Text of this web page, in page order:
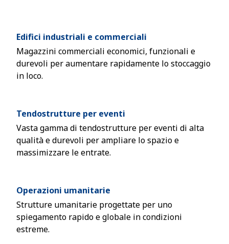
Edifici industriali e commerciali
Magazzini commerciali economici, funzionali e
durevoli per aumentare rapidamente lo stoccaggio
in loco.
Tendostrutture per eventi
Vasta gamma di tendostrutture per eventi di alta
qualità e durevoli per ampliare lo spazio e
massimizzare le entrate.
Operazioni umanitarie
Strutture umanitarie progettate per uno
spiegamento rapido e globale in condizioni
estreme.